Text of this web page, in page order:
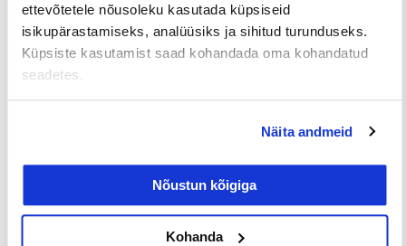
ettevõtetele nõusoleku kasutada küpsiseid
isikupärastamiseks, analüüsiks ja sihitud turunduseks.
Küpsiste kasutamist saad kohandada oma kohandatud
seadetes.
Näita andmeid
Nõustun kõigiga
Kohanda
Loe lisaks